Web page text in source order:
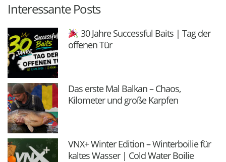
Interessante Posts
30 Jahre Successful Baits | Tag der
offenen Tür
Das erste Mal Balkan – Chaos,
Kilometer und große Karpfen
VNX+ Winter Edition – Winterboilie für
kaltes Wasser | Cold Water Boilie